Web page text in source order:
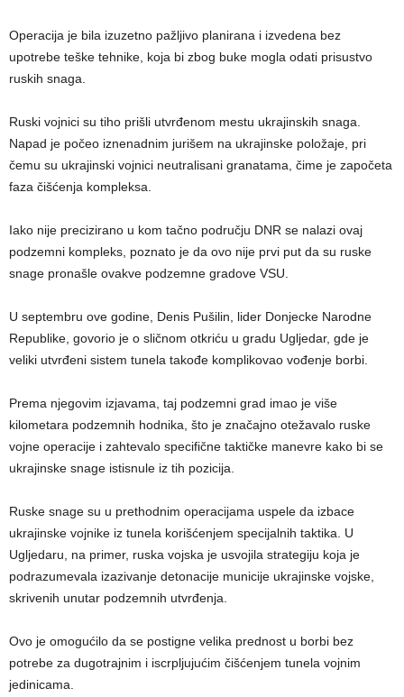
Operacija je bila izuzetno pažljivo planirana i izvedena bez
upotrebe teške tehnike, koja bi zbog buke mogla odati prisustvo
ruskih snaga.
Ruski vojnici su tiho prišli utvrđenom mestu ukrajinskih snaga.
Napad je počeo iznenadnim jurišem na ukrajinske položaje, pri
čemu su ukrajinski vojnici neutralisani granatama, čime je započeta
faza čišćenja kompleksa.
Iako nije precizirano u kom tačno području DNR se nalazi ovaj
podzemni kompleks, poznato je da ovo nije prvi put da su ruske
snage pronašle ovakve podzemne gradove VSU.
U septembru ove godine, Denis Pušilin, lider Donjecke Narodne
Republike, govorio je o sličnom otkriću u gradu Ugljedar, gde je
veliki utvrđeni sistem tunela takođe komplikovao vođenje borbi.
Prema njegovim izjavama, taj podzemni grad imao je više
kilometara podzemnih hodnika, što je značajno otežavalo ruske
vojne operacije i zahtevalo specifične taktičke manevre kako bi se
ukrajinske snage istisnule iz tih pozicija.
Ruske snage su u prethodnim operacijama uspele da izbace
ukrajinske vojnike iz tunela korišćenjem specijalnih taktika. U
Ugljedaru, na primer, ruska vojska je usvojila strategiju koja je
podrazumevala izazivanje detonacije municije ukrajinske vojske,
skrivenih unutar podzemnih utvrđenja.
Ovo je omogućilo da se postigne velika prednost u borbi bez
potrebe za dugotrajnim i iscrpljujućim čišćenjem tunela vojnim
jedinicama.